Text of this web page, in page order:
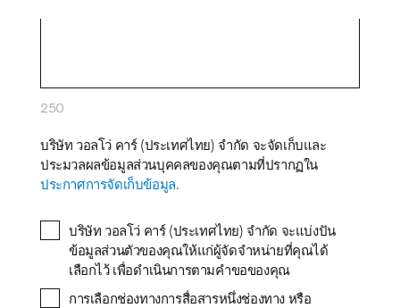
250
บริษัท วอลโว่ คาร์ (ประเทศไทย) จำกัด จะจัดเก็บและ
ประมวลผลข้อมูลส่วนบุคคลของคุณตามที่ปรากฏใน
ประกาศการจัดเก็บข้อมูล.
บริษัท วอลโว่ คาร์ (ประเทศไทย) จำกัด จะแบ่งปัน
ข้อมูลส่วนตัวของคุณให้แก่ผู้จัดจำหน่ายที่คุณได้
เลือกไว้ เพื่อดำเนินการตามคำขอของคุณ
การเลือกช่องทางการสื่อสารหนึ่งช่องทาง หรือ